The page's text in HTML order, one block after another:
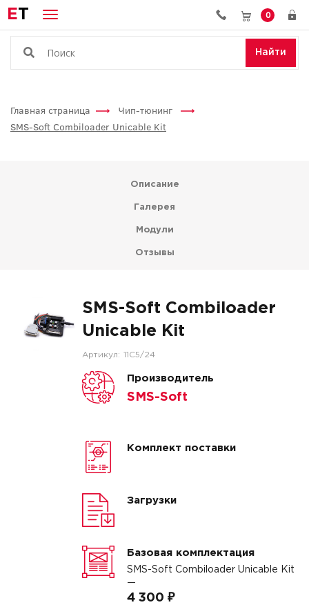
ET 0
Найти
Главная страница
Чип-тюнинг
SMS-Soft Combiloader Unicable Kit
Описание
Галерея
Модули
Отзывы
SMS-Soft Combiloader
Unicable Kit
Артикул: 11C5/24
Производитель
SMS-Soft
Комплект поставки
Загрузки
Базовая комплектация
SMS-Soft Combiloader Unicable Kit
—
4 300 ₽